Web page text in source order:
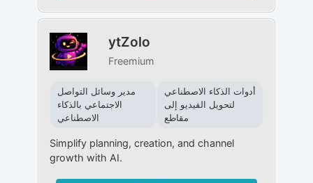
ytZolo
Freemium
مدير وسائل التواصل
الاجتماعي بالذكاء
الاصطناعي
أدوات الذكاء الاصطناعي
لتحويل الفيديو إلى
مقاطع
Simplify planning, creation, and channel
growth with AI.